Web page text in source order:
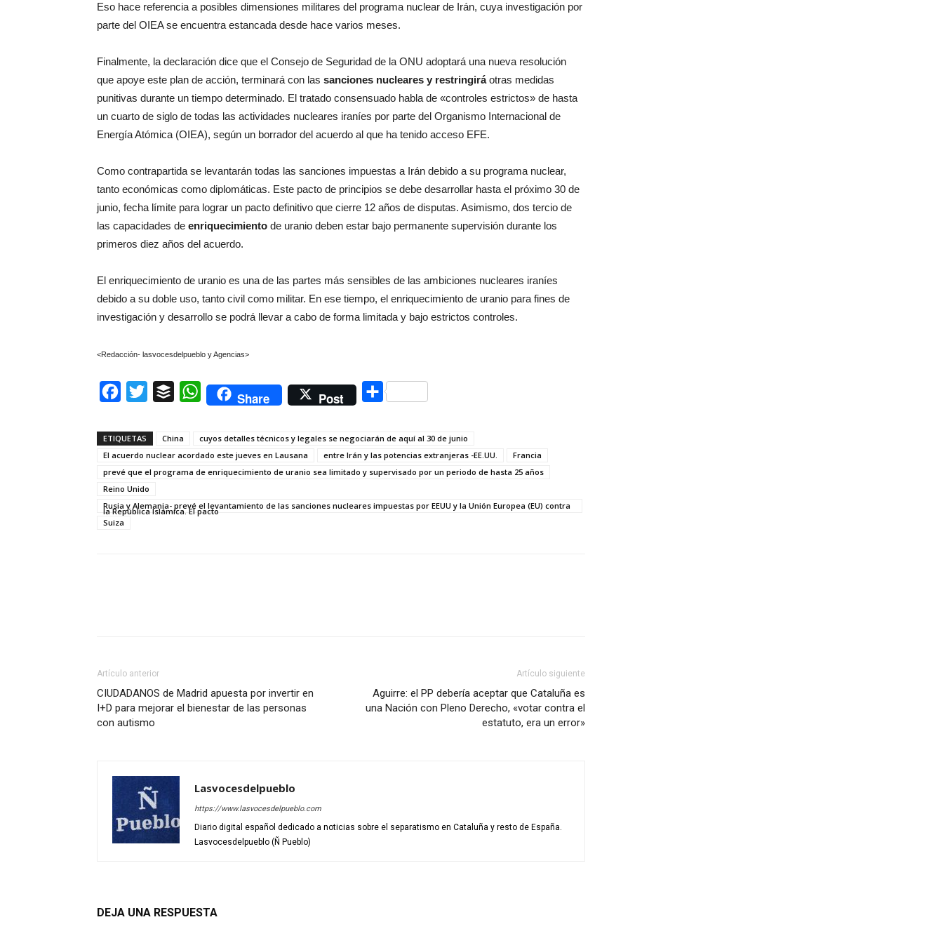
Eso hace referencia a posibles dimensiones militares del programa nuclear de Irán, cuya investigación por
parte del OIEA se encuentra estancada desde hace varios meses.
Finalmente, la declaración dice que el Consejo de Seguridad de la ONU adoptará una nueva resolución
que apoye este plan de acción, terminará con las sanciones nucleares y restringiráotras medidas
punitivas durante un tiempo determinado. El tratado consensuado habla de «controles estrictos» de hasta
un cuarto de siglo de todas las actividades nucleares iraníes por parte del Organismo Internacional de
Energía Atómica (OIEA), según un borrador del acuerdo al que ha tenido acceso EFE.
Como contrapartida se levantarán todas las sanciones impuestas a Irán debido a su programa nuclear,
tanto económicas como diplomáticas. Este pacto de principios se debe desarrollar hasta el próximo 30 de
junio, fecha límite para lograr un pacto definitivo que cierre 12 años de disputas. Asimismo, dos tercio de
las capacidades de enriquecimiento de uranio deben estar bajo permanente supervisión durante los
primeros diez años del acuerdo.
El enriquecimiento de uranio es una de las partes más sensibles de las ambiciones nucleares iraníes
debido a su doble uso, tanto civil como militar. En ese tiempo, el enriquecimiento de uranio para fines de
investigación y desarrollo se podrá llevar a cabo de forma limitada y bajo estrictos controles.
<Redacción- lasvocesdelpueblo y Agencias>
Facebook
Twitter Buffer WhatsAppShare Post Compartir
ETIQUETAS China
cuyos detalles técnicos y legales se negociarán de aquí al 30 de junio
El acuerdo nuclear acordado este jueves en Lausana
entre Irán y las potencias extranjeras -EE.UU.
Francia
prevé que el programa de enriquecimiento de uranio sea limitado y supervisado por un periodo de hasta 25 años
Reino Unido
Rusia y Alemania- prevé el levantamiento de las sanciones nucleares impuestas por EEUU y la Unión Europea (EU) contra
la República Islámica. El pacto
Suiza
Artículo anterior
CIUDADANOS de Madrid apuesta por invertir en
I+D para mejorar el bienestar de las personas
con autismo
Artículo siguiente
Aguirre: el PP debería aceptar que Cataluña es
una Nación con Pleno Derecho, «votar contra el
estatuto, era un error»
Lasvocesdelpueblo
https://www.lasvocesdelpueblo.com
Diario digital español dedicado a noticias sobre el separatismo en Cataluña y resto de España.
Lasvocesdelpueblo (Ñ Pueblo)
DEJA UNA RESPUESTA